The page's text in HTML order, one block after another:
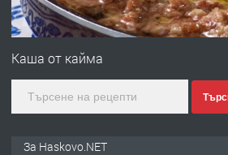
ПРЕДЛАГА
№4120
Каша от кайма
За Haskovo.NET